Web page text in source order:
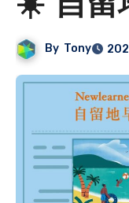
☀️ 自留
By Tony